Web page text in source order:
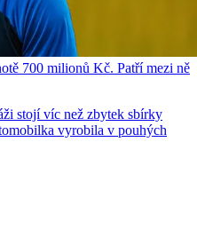
700 milionů Kč. Patří mezi ně
stojí víc než zbytek sbírky
vyrobila v pouhých